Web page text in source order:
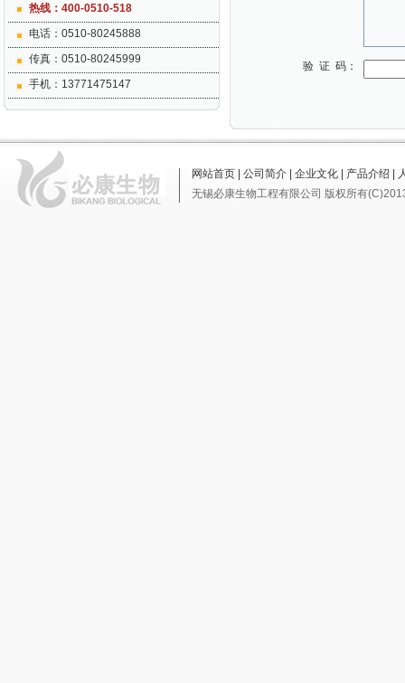
热线：400-0510-518
电话：0510-80245888
传真：0510-80245999
手机：13771475147
验 证 码：
网站首页| 公司简介| 企业文化| 产品介绍
无锡必康生物工程有限公司 版权所有